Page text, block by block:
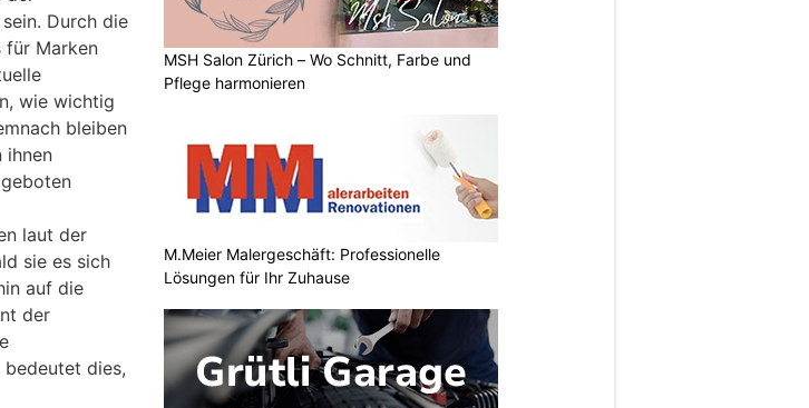
Durch die
für Marken
wie wichtig
bleiben
ihnen
laut der
sie es sich
auf die
der
dies,
MSH Salon Zürich – Wo Schnitt, Farbe und
Pflege harmonieren
M.Meier Malergeschäft: Professionelle
Lösungen für Ihr Zuhause